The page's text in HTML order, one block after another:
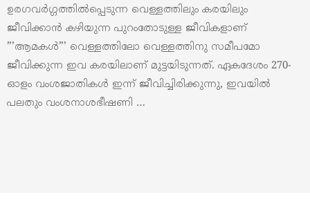
ഉരഗവർഗ്ഗത്തിൽപ്പെടുന്ന വെള്ളത്തിലും കരയിലും
ജീവിക്കാൻ കഴിയുന്ന പുറംതോടുള്ള ജീവികളാണ്‌
”’ആമകൾ”’ വെള്ളത്തിലോ വെള്ളത്തിനു സമീപമോ
ജീവിക്കുന്ന ഇവ കരയിലാണ്‌ മുട്ടയിടുന്നത്. ഏകദേശം 270-
ഓളം വംശജാതികൾ ഇന്ന് ജീവിച്ചിരിക്കുന്നു, ഇവയിൽ
പലതും വംശനാശഭീഷണി …